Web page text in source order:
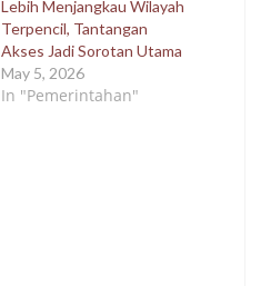
Lebih Menjangkau Wilayah
Terpencil, Tantangan
Akses Jadi Sorotan Utama
May 5, 2026
In "Pemerintahan"